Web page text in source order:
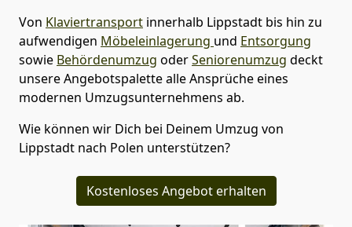
Von Klaviertransport innerhalb Lippstadt bis hin zu
aufwendigen Möbeleinlagerung und Entsorgung
sowie Behördenumzug oderSeniorenumzug deckt
unsere Angebotspalette alle Ansprüche eines
modernen Umzugsunternehmens ab.
Wie können wir Dich bei Deinem Umzug von
Lippstadt nach Polen unterstützen?
Kostenloses Angebot erhalten